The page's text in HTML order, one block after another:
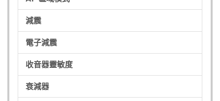
減震
電子減震
收音器靈敏度
衰減器